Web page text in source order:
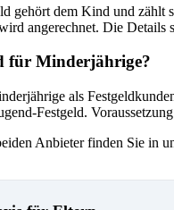
gehört dem Kind und
angerechnet. Die
für Minderjährige?
als
Festgeld.
Anbieter finden Sie in